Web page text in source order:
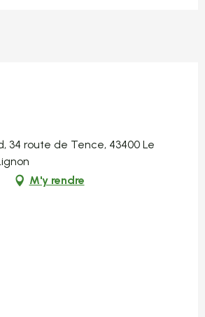
34 route de Tence, 43400 Le
M'y rendre